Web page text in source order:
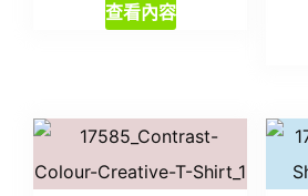
查看內容